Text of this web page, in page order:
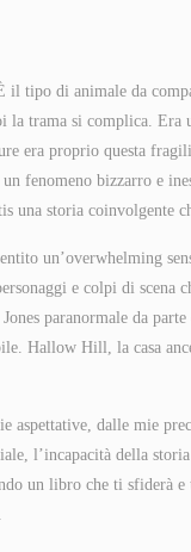
tipo di animale da
la trama si complica.
era proprio questa
fenomeno bizzarro e
storia coinvolgente
un’overwhelming
e colpi di scena
paranormale da
Hallow Hill, la casa
aspettative, dalle mie
l’incapacità della
un libro che ti